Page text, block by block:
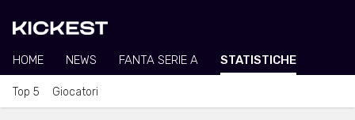
HOME NEWS FANTA SERIE A STATISTICHE
Top 5 Giocatori